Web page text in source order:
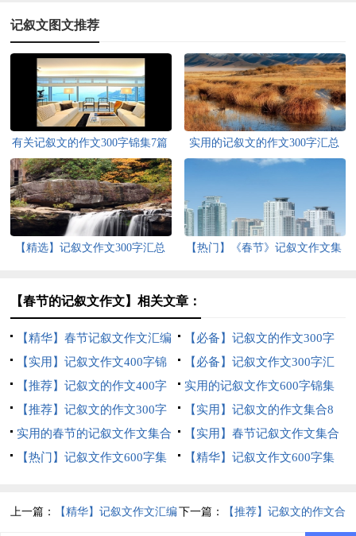
记叙文图文推荐
有关记叙文的作文300字锦集7篇
实用的记叙文的作文300字汇总
八篇
【精选】记叙文作文300字汇总
【热门】《春节》记叙文作文集
【春节的记叙文作文】相关文章：
【精华】春节记叙文作文汇编
十篇
【必备】记叙文的作文300字
汇总5篇
【实用】记叙文作文400字锦
集七篇
【必备】记叙文作文300字汇
编八篇
【推荐】记叙文的作文400字
汇总十篇
实用的记叙文作文600字锦集
六篇
【推荐】记叙文的作文300字
集合7篇
【实用】记叙文的作文集合8
篇
实用的春节的记叙文作文集合
七篇
【实用】春节记叙文作文集合
九篇
【热门】记叙文作文600字集
【精华】记叙文作文600字集
上一篇： 【精华】记叙文作文汇编 下一篇： 【推荐】记叙文的作文合